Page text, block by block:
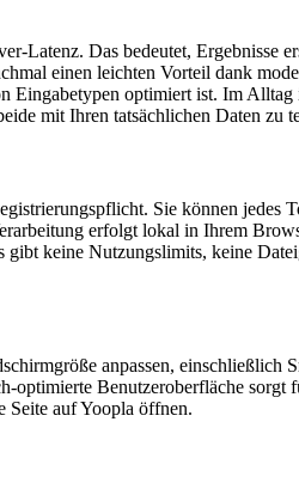
Das bedeutet, Ergebnisse
einen leichten Vorteil dank
Eingabetypen optimiert ist. Im
mit Ihren tatsächlichen Daten zu
Sie können jedes
erfolgt lokal in Ihrem
keine Nutzungslimits, keine
anpassen, einschließlich
Benutzeroberfläche sorgt
Seite auf Yoopla öffnen.